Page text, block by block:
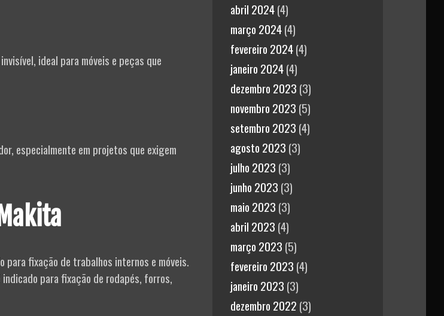
ideal para móveis e peças que
especialmente em projetos que exigem
fixação de trabalhos internos e móveis.
para fixação de rodapés, forros,
abril 2024(4)
março 2024(4)
fevereiro 2024(4)
janeiro 2024(4)
dezembro 2023 (3)
novembro 2023 (5)
setembro 2023 (4)
agosto 2023 (3)
julho 2023 (3)
junho 2023 (3)
maio 2023 (3)
abril 2023 (4)
março 2023 (5)
fevereiro 2023 (4)
janeiro 2023 (3)
dezembro 2022 (3)